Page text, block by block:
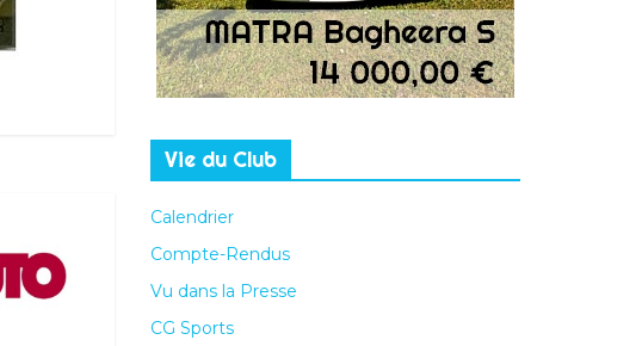
Vie du Club
Calendrier
Compte-Rendus
Vu dans la Presse
CG Sports